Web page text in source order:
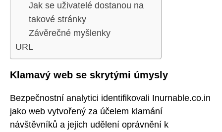
Jak se uživatelé dostanou na
takové stránky
Závěrečné myšlenky
URL
Klamavý web se skrytými úmysly
Bezpečnostní analytici identifikovali Inurnable.co.in
jako web vytvořený za účelem klamání
návštěvníků a jejich udělení oprávnění k